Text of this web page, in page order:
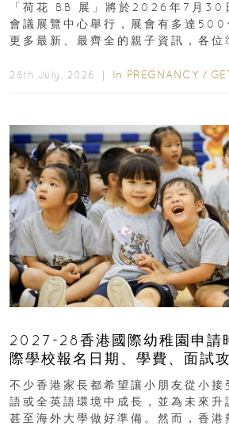
「荷花 BB 展」將於2026年7月30
會議展覽中心舉行，展會有多達500
更多最新、最齊全的親子資訊，各位
28th July, 2026 ｜ In PREGNANCY /
2027-28香港國際幼稚園申請
際學校報名日期、學費、面試
不少香港家長都希望讓小朋友從小接
語或全英語環境中成長，並為未來升
甚至海外大學做好準備。然而，香港